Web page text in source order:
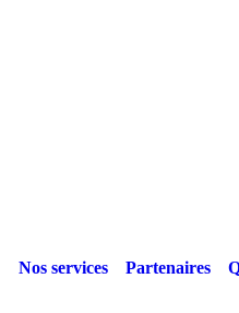
Nos services Partenaires